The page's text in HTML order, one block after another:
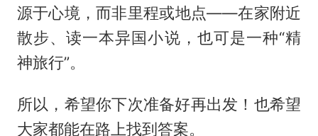
源于心境，而非里程或地点——在家附近
散步、读一本异国小说，也可是一种“精
神旅行”‌。
所以，希望你下次准备好再出发！也希望
大家都能在路上找到答案。